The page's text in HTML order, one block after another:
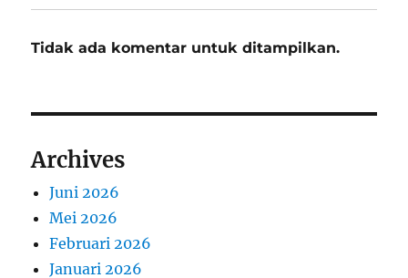
Tidak ada komentar untuk ditampilkan.
Archives
Juni 2026
Mei 2026
Februari 2026
Januari 2026